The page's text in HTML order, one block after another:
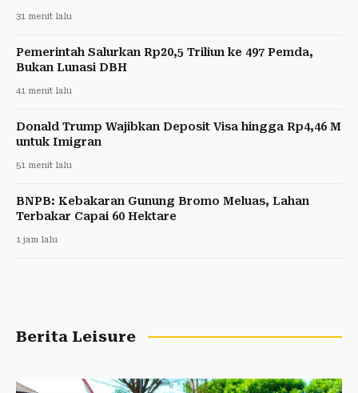
31 menit lalu
Pemerintah Salurkan Rp20,5 Triliun ke 497 Pemda,
Bukan Lunasi DBH
41 menit lalu
Donald Trump Wajibkan Deposit Visa hingga Rp4,46 M
untuk Imigran
51 menit lalu
BNPB: Kebakaran Gunung Bromo Meluas, Lahan
Terbakar Capai 60 Hektare
1 jam lalu
Berita Leisure